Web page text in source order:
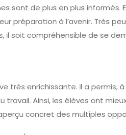
sont de plus en plus informés.
préparation à l’avenir. Très
il soit compréhensible de se
très enrichissante. Il a permis,
travail. Ainsi, les élèves ont
concret des multiples